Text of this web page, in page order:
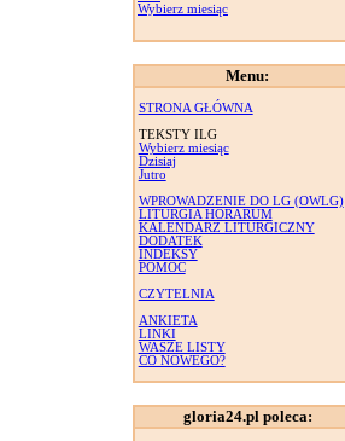
Wybierz miesiąc
Menu:
STRONA GŁÓWNA
TEKSTY ILG
Wybierz miesiąc
Dzisiaj
Jutro
WPROWADZENIE DO LG (OWLG)
LITURGIA HORARUM
KALENDARZ LITURGICZNY
DODATEK
INDEKSY
POMOC
CZYTELNIA
ANKIETA
LINKI
WASZE LISTY
CO NOWEGO?
gloria24.pl poleca: